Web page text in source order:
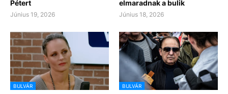
Pétert
Június 19, 2026
elmaradnak a bulik
Június 18, 2026
BULVÁR BULVÁR